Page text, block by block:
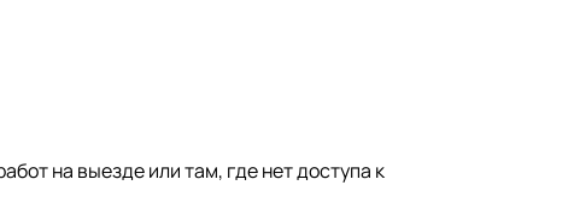
на выезде или там, где нет доступа к